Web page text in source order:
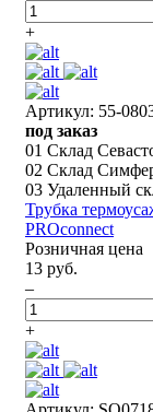
+
Артикул: 55-
под заказ
01 Склад
02 Склад
03 Удаленный
Трубка
PROconnect
Розничная цена
13 руб.
–
+